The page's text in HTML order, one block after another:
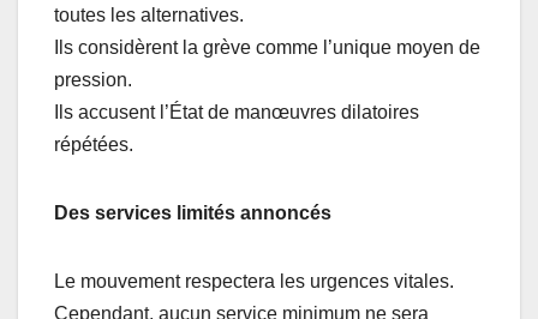
toutes les alternatives.
Ils considèrent la grève comme l’unique moyen de
pression.
Ils accusent l’État de manœuvres dilatoires
répétées.
Des services limités annoncés
Le mouvement respectera les urgences vitales.
Cependant, aucun service minimum ne sera